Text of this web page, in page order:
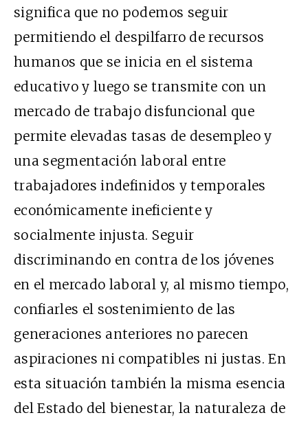
significa que no podemos seguir
permitiendo el despilfarro de recursos
humanos que se inicia en el sistema
educativo y luego se transmite con un
mercado de trabajo disfuncional que
permite elevadas tasas de desempleo y
una segmentación laboral entre
trabajadores indefinidos y temporales
económicamente ineficiente y
socialmente injusta. Seguir
discriminando en contra de los jóvenes
en el mercado laboral y, al mismo tiempo,
confiarles el sostenimiento de las
generaciones anteriores no parecen
aspiraciones ni compatibles ni justas. En
esta situación también la misma esencia
del Estado del bienestar, la naturaleza de